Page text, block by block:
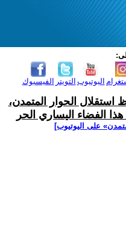
الفيسبوك التويتر اليوتيوب
استقلال الحوار المتمدن،
الفضاء اليساري الحر
على اليوتيوب]